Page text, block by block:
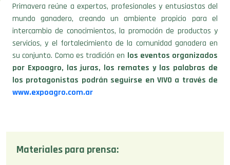
Primavera reúne a expertos, profesionales y entusiastas del
mundo ganadero, creando un ambiente propicio para el
intercambio de conocimientos, la promoción de productos y
servicios, y el fortalecimiento de la comunidad ganadera en
su conjunto. Como es tradición en los eventos organizados
por Expoagro, las juras, los remates y las palabras de
los protagonistas podrán seguirse en VIVO a través de
www.expoagro.com.ar
Materiales para prensa: